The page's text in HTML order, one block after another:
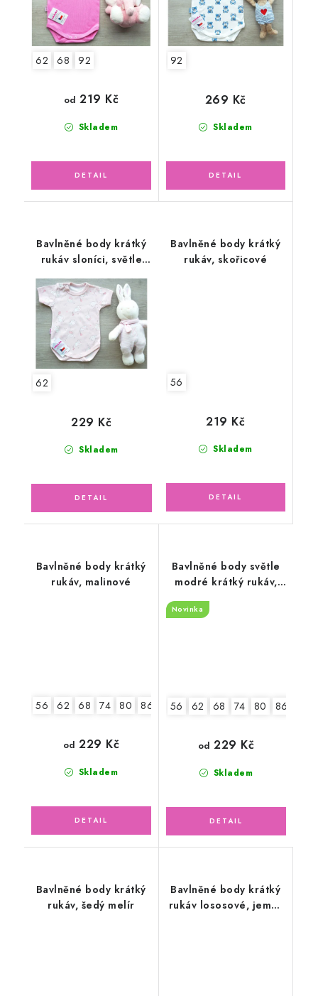
62 68 92
Skladem
od 219 Kč
92
Skladem
269 Kč
Bavlněné body krátký
rukáv sloníci, světle
62
Skladem
229 Kč
Bavlněné body krátký
rukáv, skořicové
56
Skladem
219 Kč
Bavlněné body krátký
rukáv, malinové
56 62 68 74 80 86 92
Skladem
od 229 Kč
Bavlněné body světle
modré krátký rukáv,
malá liška
Novinka
56 62 68 74 80 86
Skladem
od 229 Kč
Bavlněné body krátký
rukáv, šedý melír
Bavlněné body krátký
rukáv lososové, jemný